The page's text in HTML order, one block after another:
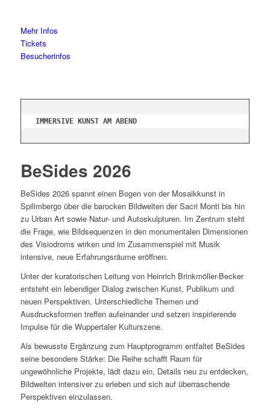
Mehr Infos
Tickets
Besucherinfos
IMMERSIVE KUNST AM ABEND
BeSides 2026
BeSides 2026 spannt einen Bogen von der Mosaikkunst in
Spilimbergo über die barocken Bildwelten der Sacri Monti bis hin
zu Urban Art sowie Natur- und Autoskulpturen. Im Zentrum steht
die Frage, wie Bildsequenzen in den monumentalen Dimensionen
des Visiodroms wirken und im Zusammenspiel mit Musik
intensive, neue Erfahrungsräume eröffnen.
Unter der kuratorischen Leitung von Heinrich Brinkmöller-Becker
entsteht ein lebendiger Dialog zwischen Kunst, Publikum und
neuen Perspektiven. Unterschiedliche Themen und
Ausdrucksformen treffen aufeinander und setzen inspirierende
Impulse für die Wuppertaler Kulturszene.
Als bewusste Ergänzung zum Hauptprogramm entfaltet BeSides
seine besondere Stärke: Die Reihe schafft Raum für
ungewöhnliche Projekte, lädt dazu ein, Details neu zu entdecken,
Bildwelten intensiver zu erleben und sich auf überraschende
Perspektiven einzulassen.